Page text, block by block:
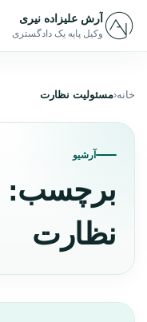
پرش به محتوا
آرش علیزاده نیری
وکیل پایه یک دادگستری
خانه مسئولیت نظارت
آرشیو
برچسب:
نظارت